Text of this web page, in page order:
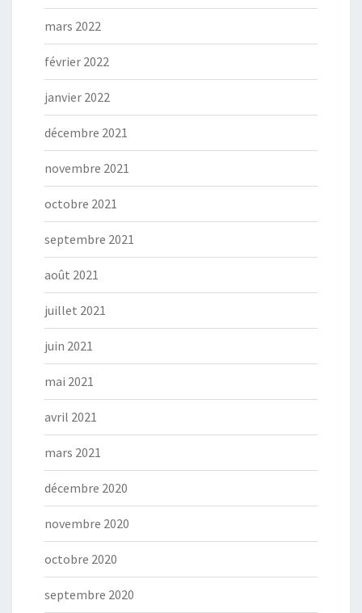
mars 2022
février 2022
janvier 2022
décembre 2021
novembre 2021
octobre 2021
septembre 2021
août 2021
juillet 2021
juin 2021
mai 2021
avril 2021
mars 2021
décembre 2020
novembre 2020
octobre 2020
septembre 2020